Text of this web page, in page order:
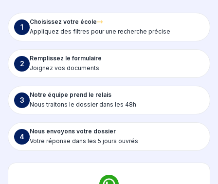
1
Choisissez votre école
Appliquez des filtres pour une recherche précise
2
Remplissez le formulaire
Joignez vos documents
3
Notre équipe prend le relais
Nous traitons le dossier dans les 48h
4
Nous envoyons votre dossier
Votre réponse dans les 5 jours ouvrés